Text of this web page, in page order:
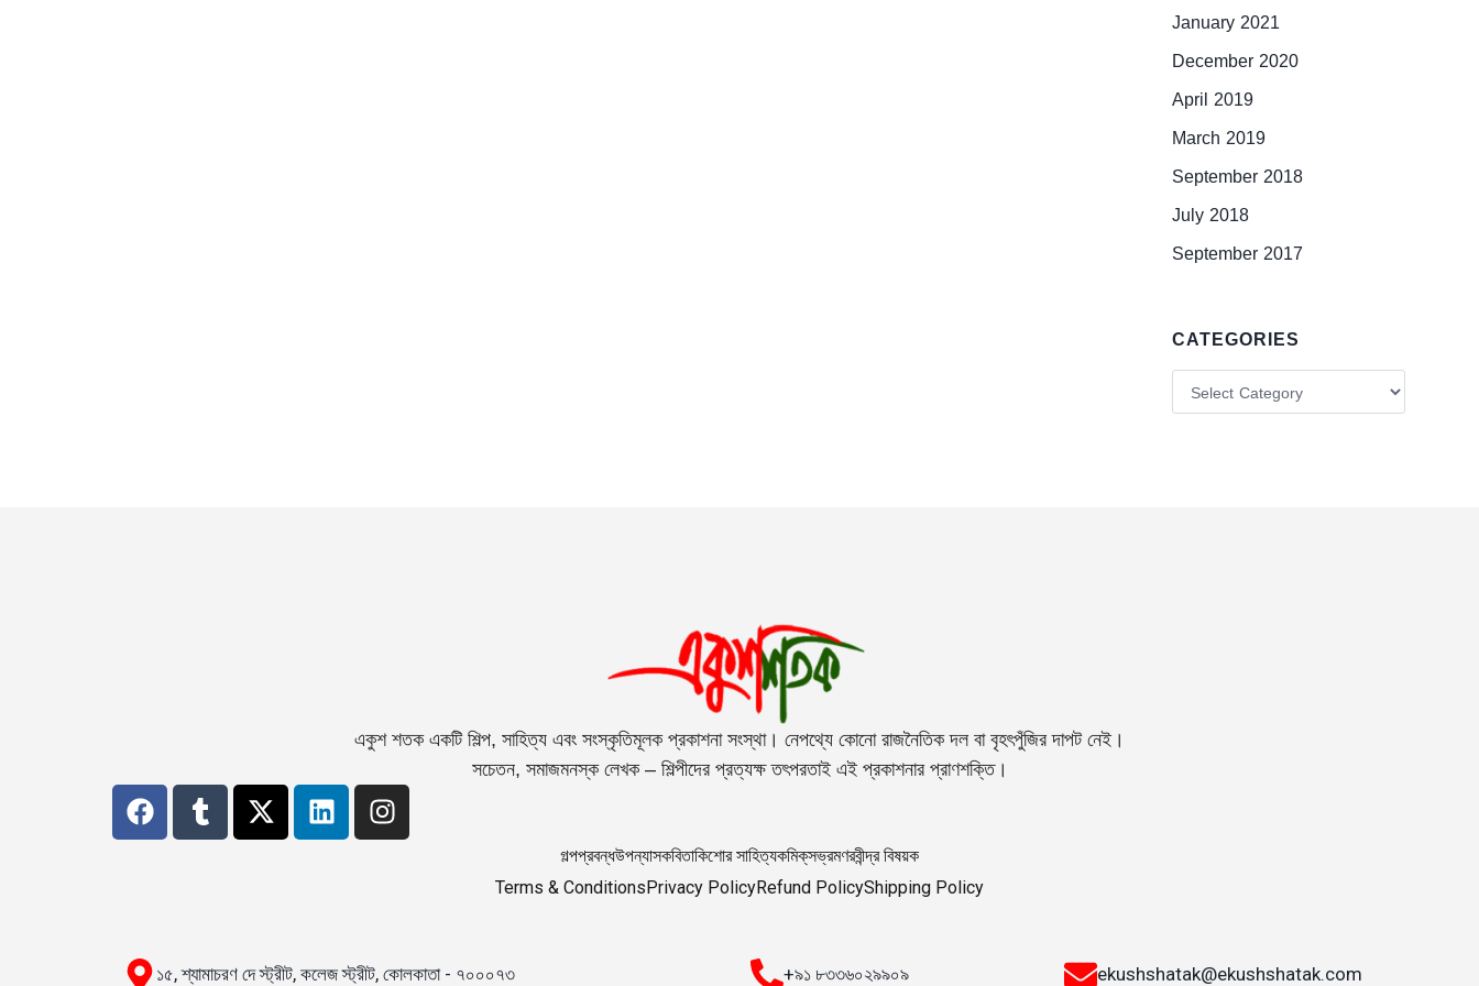
January 2021
December 2020
April 2019
March 2019
September 2018
July 2018
September 2017
CATEGORIES
একুশ শতক একটি শিল্প, সাহিত্য এবং সংস্কৃতিমূলক প্রকাশনা সংস্থা। নেপথ্যে কোনো রাজনৈতিক দল বা বৃহৎপুঁজির দাপট নেই।
সচেতন, সমাজমনস্ক লেখক – শিল্পীদের প্রত্যক্ষ তৎপরতাই এই প্রকাশনার প্রাণশক্তি।
গল্পপ্রবন্ধউপন্যাসকবিতাকিশোর সাহিত্যকমিক্‌সভ্রমণরবীন্দ্র বিষয়ক
Terms & ConditionsPrivacy PolicyRefund PolicyShipping Policy
১৫, শ্যামাচরণ দে স্ট্রীট, কলেজ স্ট্রীট, কোলকাতা - ৭০০০৭৩ +৯১ ৮৩৩৬০২৯৯০৯ ekushshatak@ekushshatak.com